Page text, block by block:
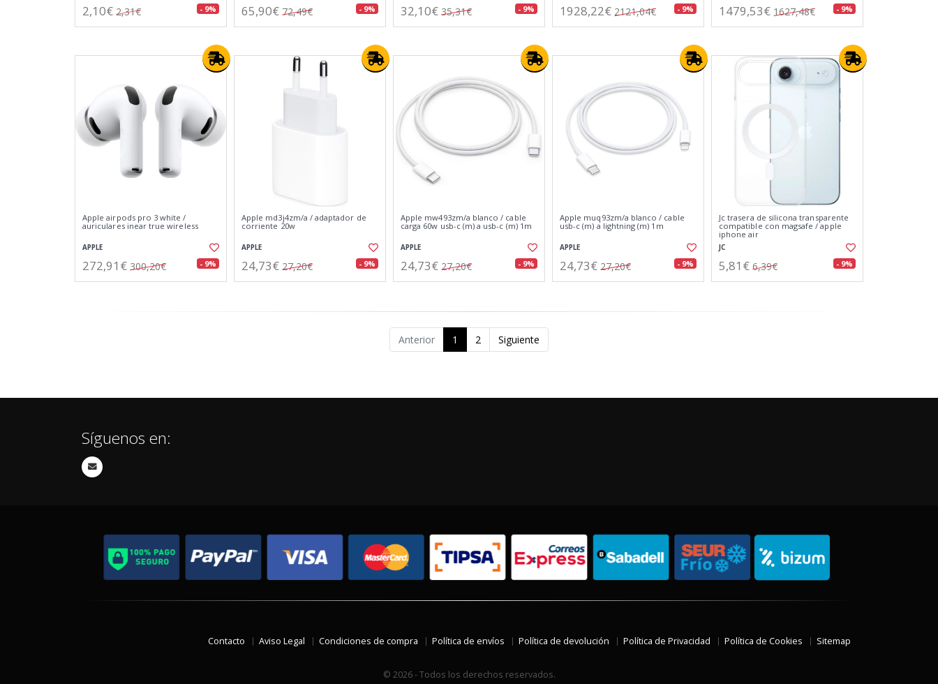
2,10€ 2,31€ - 9% 65,90€ 72,49€ - 9% 32,10€ 35,31€ - 9% 1928,22€ 2121,04€ - 9% 1479,53€ 1627,48€ - 9%
Apple airpods pro 3 white /
auriculares inear true wireless
APPLE
272,91€ 300,20€ - 9%
Apple md3j4zm/a / adaptador de
corriente 20w
APPLE
24,73€ 27,20€ - 9%
Apple mw493zm/a blanco / cable
carga 60w usb-c (m) a usb-c (m) 1m
APPLE
24,73€ 27,20€ - 9%
Apple muq93zm/a blanco / cable
usb-c (m) a lightning (m) 1m
APPLE
24,73€ 27,20€ - 9%
Jc trasera de silicona transparente
compatible con magsafe / apple
iphone air
JC
5,81€ 6,39€ - 9%
Anterior 1 2 Siguiente
Síguenos en:
Contacto Aviso Legal Condiciones de compra Política de envíos Política de devolución Política de Privacidad Política de Cookies Sitemap
© 2026 - Todos los derechos reservados.